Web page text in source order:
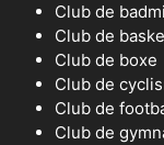
Club de
Club de
Club de boxe
Club de
Club de
Club de